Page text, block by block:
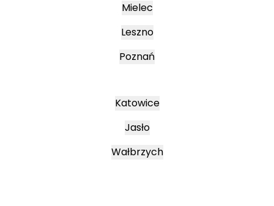
Mielec
Leszno
Poznań
Katowice
Jasło
Wałbrzych